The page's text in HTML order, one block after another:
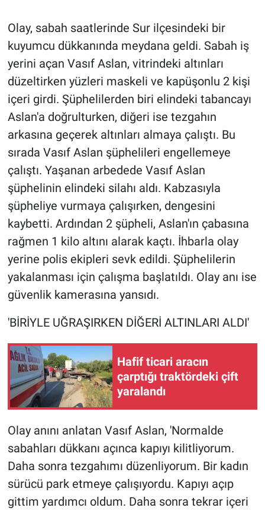
Olay, sabah saatlerinde Sur ilçesindeki bir
kuyumcu dükkanında meydana geldi. Sabah iş
yerini açan Vasıf Aslan, vitrindeki altınları
düzeltirken yüzleri maskeli ve kapüşonlu 2 kişi
içeri girdi. Şüphelilerden biri elindeki tabancayı
Aslan'a doğrulturken, diğeri ise tezgahın
arkasına geçerek altınları almaya çalıştı. Bu
sırada Vasıf Aslan şüphelileri engellemeye
çalıştı. Yaşanan arbedede Vasıf Aslan
şüphelinin elindeki silahı aldı. Kabzasıyla
şüpheliye vurmaya çalışırken, dengesini
kaybetti. Ardından 2 şüpheli, Aslan'ın çabasına
rağmen 1 kilo altını alarak kaçtı. İhbarla olay
yerine polis ekipleri sevk edildi. Şüphelilerin
yakalanması için çalışma başlatıldı. Olay anı ise
güvenlik kamerasına yansıdı.
'BİRİYLE UĞRAŞIRKEN DİĞERİ ALTINLARI ALDI'
Hafif ticari aracın
çarptığı traktördeki çift
yaralandı
Olay anını anlatan Vasıf Aslan, 'Normalde
sabahları dükkanı açınca kapıyı kilitliyorum.
Daha sonra tezgahımı düzenliyorum. Bir kadın
sürücü park etmeye çalışıyordu. Kapıyı açıp
gittim yardımcı oldum. Daha sonra tekrar içeri
Gündem Özel
Günün görüntüsü
Haber
İlan
Kimdir
Koronavirüs
Kültür Sanat
Nedir
Popüler
Programlar
Sağlık
Spor
Türkiye'nin Geleceği
Türkiye'nin Gündemi
Yerel Gündem